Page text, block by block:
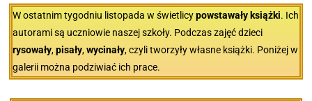
W ostatnim tygodniu listopada w świetlicypowstawały książki. Ich
autorami są uczniowie naszej szkoły. Podczas zajęć dzieci
rysowały,pisały,wycinały, czyli tworzyły własne książki. Poniżej w
galerii można podziwiać ich prace.